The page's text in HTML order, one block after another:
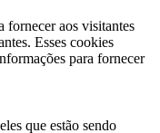
fornecer aos visitantes
Esses cookies
para fornecer
que estão sendo